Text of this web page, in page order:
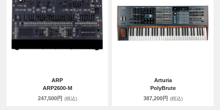
ARP
ARP2600-M
247,500円 (税込)
Arturia
PolyBrute
387,200円 (税込)